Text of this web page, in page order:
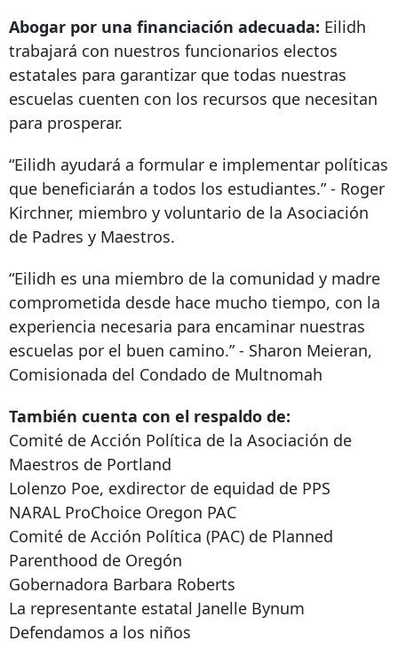
Abogar por una financiación adecuada: Eilidh
trabajará con nuestros funcionarios electos
estatales para garantizar que todas nuestras
escuelas cuenten con los recursos que necesitan
para prosperar.
“Eilidh ayudará a formular e implementar políticas
que beneficiarán a todos los estudiantes.” - Roger
Kirchner, miembro y voluntario de la Asociación
de Padres y Maestros.
“Eilidh es una miembro de la comunidad y madre
comprometida desde hace mucho tiempo, con la
experiencia necesaria para encaminar nuestras
escuelas por el buen camino.” - Sharon Meieran,
Comisionada del Condado de Multnomah
También cuenta con el respaldo de:
Comité de Acción Política de la Asociación de
Maestros de Portland
Lolenzo Poe, exdirector de equidad de PPS
NARAL ProChoice Oregon PAC
Comité de Acción Política (PAC) de Planned
Parenthood de Oregón
Gobernadora Barbara Roberts
La representante estatal Janelle Bynum
Defendamos a los niños